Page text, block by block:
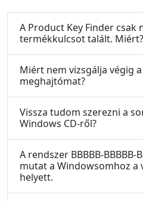
A Product Key Finder csak
termékkulcsot talált. Miért?
Miért nem vizsgálja végig a
meghajtómat?
Vissza tudom szerezni a
Windows CD-ről?
A rendszer BBBBB-BBBBB-
mutat a Windowsomhoz a
helyett.